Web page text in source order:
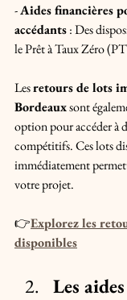
- Aides financières
accédants : Des
le Prêt à Taux Zéro
Les retours de lots
Bordeaux sont
option pour accéder à
compétitifs. Ces lots
immédiatement
votre projet.
👉Explorez les
disponibles
Les